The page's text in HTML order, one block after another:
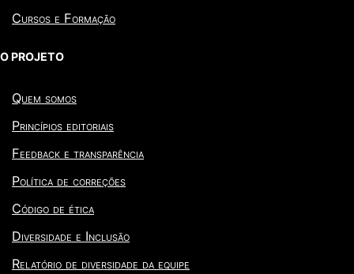
Cursos e Formação
O PROJETO
Quem somos
Princípios editoriais
Feedback e transparência
Política de correções
Código de ética
Diversidade e Inclusão
Relatório de diversidade da equipe